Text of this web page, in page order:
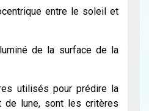
entre le soleil et
de la surface de la
utilisés pour prédire la
de lune, sont les critères